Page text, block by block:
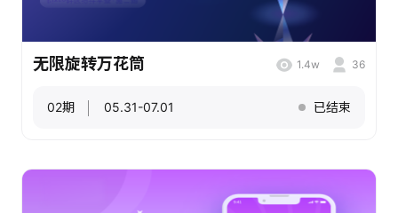
无限旋转万花筒 1.4w 36
02期 05.31-07.01 已结束